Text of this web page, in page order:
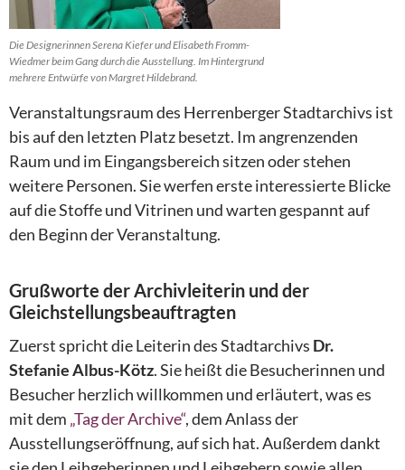
Die Designerinnen Serena Kiefer und Elisabeth Fromm-
Wiedmer beim Gang durch die Ausstellung. Im Hintergrund
mehrere Entwürfe von Margret Hildebrand.
Veranstaltungsraum des Herrenberger Stadtarchivs ist
bis auf den letzten Platz besetzt. Im angrenzenden
Raum und im Eingangsbereich sitzen oder stehen
weitere Personen. Sie werfen erste interessierte Blicke
auf die Stoffe und Vitrinen und warten gespannt auf
den Beginn der Veranstaltung.
Grußworte der Archivleiterin und der
Gleichstellungsbeauftragten
Zuerst spricht die Leiterin des Stadtarchivs Dr.
Stefanie Albus-Kötz. Sie heißt die Besucherinnen und
Besucher herzlich willkommen und erläutert, was es
mit dem „Tag der Archive“, dem Anlass der
Ausstellungseröffnung, auf sich hat. Außerdem dankt